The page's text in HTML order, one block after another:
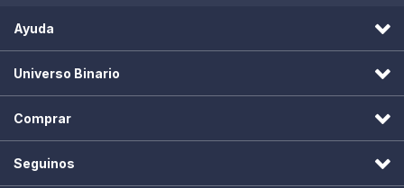
Ayuda
Universo Binario
Comprar
Seguinos